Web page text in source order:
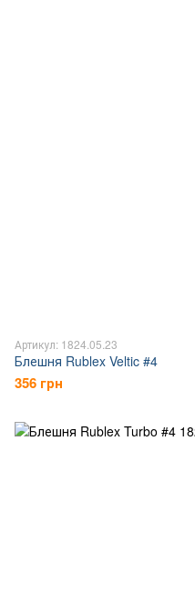
Артикул: 1824.05.23
Блешня Rublex Veltic #4
356 грн